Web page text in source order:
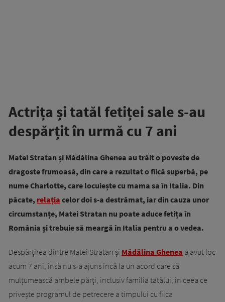
Actrița și tatăl fetiței sale s-au
despărțit în urmă cu 7 ani
Matei Stratan și Mădălina Ghenea au trăit o poveste de
dragoste frumoasă, din care a rezultat o fiică superbă, pe
nume Charlotte, care locuiește cu mama sa în Italia. Din
păcate, relația celor doi s-a destrămat, iar din cauza unor
circumstanțe, Matei Stratan nu poate aduce fetița în
România și trebuie să meargă în Italia pentru a o vedea.
Despărțirea dintre Matei Stratan și Mădălina Ghenea a avut loc
acum 7 ani, însă nu s-a ajuns încă la un acord care să
mulțumească ambele părți, inclusiv familia tatălui, în ceea ce
privește programul de petrecere a timpului cu fiica